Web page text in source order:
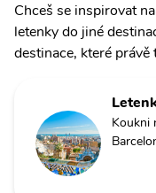
Chceš se inspirovat
letenky do jiné
destinace, které právě
Koukni